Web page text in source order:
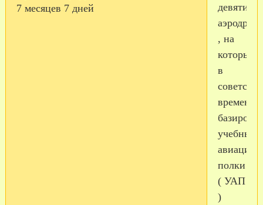
7 месяцев 7 дней
девяти
, на
которых
в
советские
времена
учебные
полки
( УАП
)